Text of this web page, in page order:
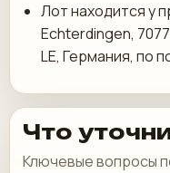
Лот находится у
Echterdingen,
LE, Германия, по
Что
Ключевые вопросы